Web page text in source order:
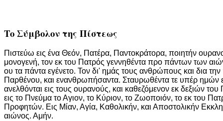
Το Σύμβολον της Πίστεως
Πιστεύω εις ένα Θεόν, Πατέρα, Παντοκράτορα, ποιητήν
μονογενή, τον εκ του Πατρός γεννηθέντα προ πάντων των
ου τα πάντα εγένετο. Τον δι' ημάς τους ανθρώπους και δια
Παρθένου, και ενανθρωπήσαντα. Σταυρωθέντα τε υπέρ ημών
ανελθόνται εις τους ουρανούς, και καθεζόμενον εκ δεξιών
εις το Πνεύμα το Αγιον, το Κύριον, το Ζωοποιόν, το εκ του
Προφητών. Εις Μίαν, Αγία, Καθολικήν, και Αποστολικήν
αιώνος. Αμήν.